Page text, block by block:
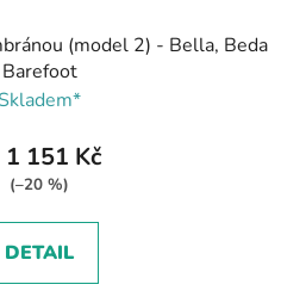
(model 2) - Bella, Beda
Barefoot
Skladem*
1 151 Kč
(–20 %)
DETAIL